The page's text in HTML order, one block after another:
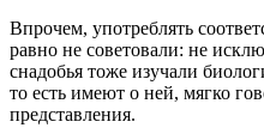
Впрочем, употреблять
равно не советовали: не
снадобья тоже изучали
то есть имеют о ней, мягко
представления.